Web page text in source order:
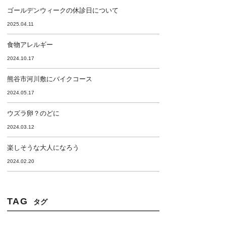
ゴールデンウィークの休診日について
2025.04.11
食物アレルギー
2024.10.17
熊谷市河川敷にバイクコース
2024.05.17
ウズラ卵？のどに
2024.03.12
楽しそうな大人になろう
2024.02.20
TAG タグ